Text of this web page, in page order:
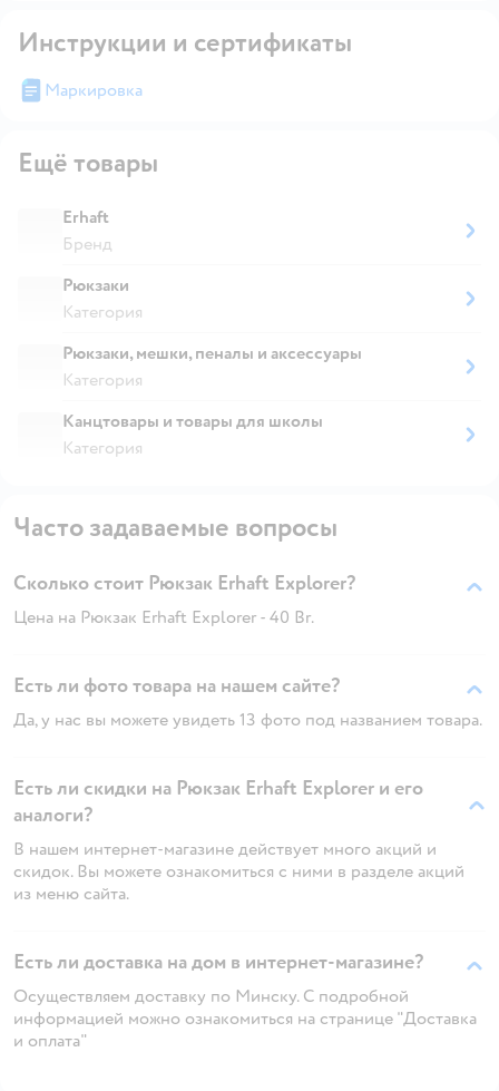
Инструкции и сертификаты
Маркировка
Ещё товары
Erhaft
Бренд
Рюкзаки
Категория
Рюкзаки, мешки, пеналы и аксессуары
Категория
Канцтовары и товары для школы
Категория
Часто задаваемые вопросы
Сколько стоит Рюкзак Erhaft Explorer?
Цена на Рюкзак Erhaft Explorer - 40 Br.
Есть ли фото товара на нашем сайте?
Да, у нас вы можете увидеть 13 фото под названием товара.
Есть ли скидки на Рюкзак Erhaft Explorer и его
аналоги?
В нашем интернет-магазине действует много акций и
скидок. Вы можете ознакомиться с ними в разделе акций
из меню сайта.
Есть ли доставка на дом в интернет-магазине?
Осуществляем доставку по Минску. С подробной
информацией можно ознакомиться на странице "Доставка
и оплата"